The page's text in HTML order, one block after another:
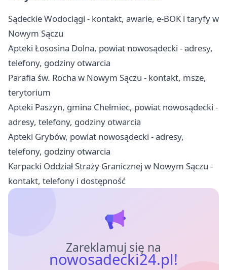
Sądeckie Wodociągi - kontakt, awarie, e-BOK i taryfy w
Nowym Sączu
Apteki Łososina Dolna, powiat nowosądecki - adresy,
telefony, godziny otwarcia
Parafia św. Rocha w Nowym Sączu - kontakt, msze,
terytorium
Apteki Paszyn, gmina Chełmiec, powiat nowosądecki -
adresy, telefony, godziny otwarcia
Apteki Grybów, powiat nowosądecki - adresy,
telefony, godziny otwarcia
Karpacki Oddział Straży Granicznej w Nowym Sączu -
kontakt, telefony i dostępność
Zareklamuj się na
nowosadecki24.pl!